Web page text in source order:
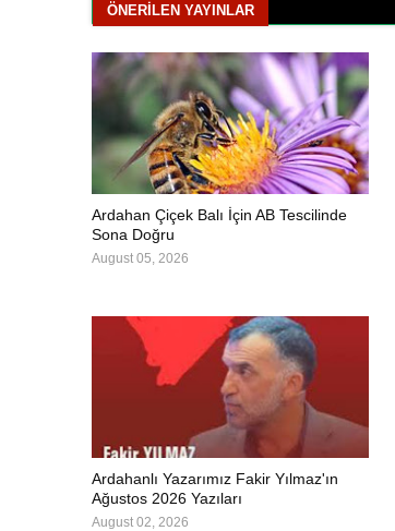
ÖNERILEN YAYINLAR
Ardahan Çiçek Balı İçin AB Tescilinde
Sona Doğru
August 05, 2026
Ardahanlı Yazarımız Fakir Yılmaz'ın
Ağustos 2026 Yazıları
August 02, 2026